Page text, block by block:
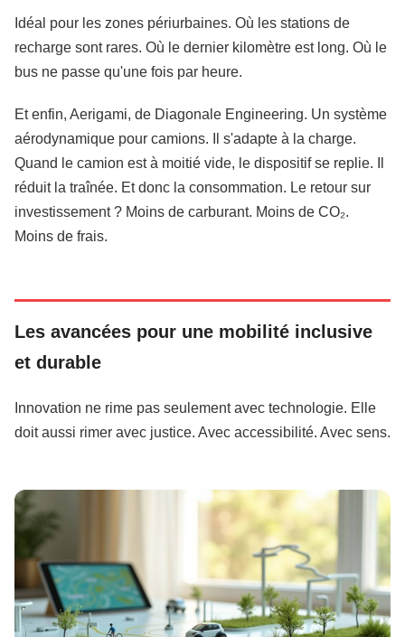
Idéal pour les zones périurbaines. Où les stations de
recharge sont rares. Où le dernier kilomètre est long. Où le
bus ne passe qu'une fois par heure.
Et enfin, Aerigami, de Diagonale Engineering. Un système
aérodynamique pour camions. Il s'adapte à la charge.
Quand le camion est à moitié vide, le dispositif se replie. Il
réduit la traînée. Et donc la consommation. Le retour sur
investissement ? Moins de carburant. Moins de CO₂.
Moins de frais.
Les avancées pour une mobilité inclusive
et durable
Innovation ne rime pas seulement avec technologie. Elle
doit aussi rimer avec justice. Avec accessibilité. Avec sens.